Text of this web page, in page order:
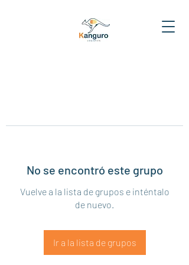
No se encontró este grupo
Vuelve a la lista de grupos e inténtalo
de nuevo.
Ir a la lista de grupos